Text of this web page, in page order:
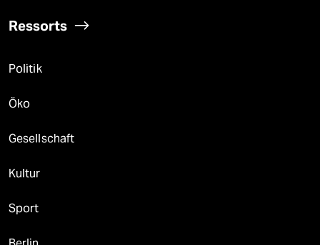
Ressorts
Politik
Öko
Gesellschaft
Kultur
Sport